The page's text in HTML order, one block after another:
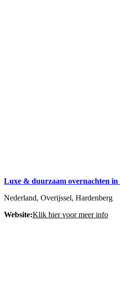
Luxe & duurzaam overnachten in
Nederland, Overijssel, Hardenberg
Website:Klik hier voor meer info